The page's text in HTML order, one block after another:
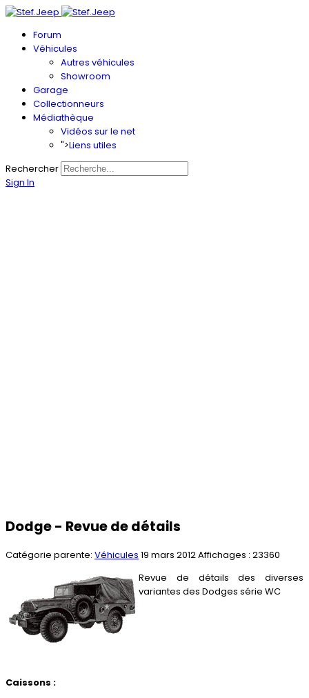
Forum
Véhicules
Autres véhicules
Showroom
Garage
Collectionneurs
Médiathèque
Vidéos sur le net
">Liens utiles
Rechercher
Sign In
Dodge - Revue de détails
Catégorie parente: Véhicules 19 mars 2012Affichages : 23360
Revue de détails des diverses
variantes des Dodges série WC
Caissons :